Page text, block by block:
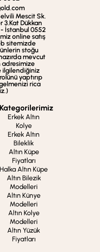
Mescit Sk.
3.Kat Dükkan
- İstanbul 0552
online satış
sitemizde
stoğu
mevcut
adresimize
ilgilendiğiniz
yaptırıp
rica
Kategorilerimiz
Erkek Altın
Kolye
Erkek Altın
Bileklik
Altın Küpe
Fiyatları
Halka Altın Küpe
Altın Bilezik
Modelleri
Altın Künye
Modelleri
Altın Kolye
Modelleri
Altın Yüzük
Fiyatları